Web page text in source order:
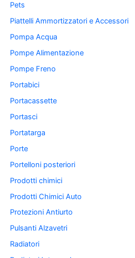
Pets
Piattelli Ammortizzatori e Accessori
Pompa Acqua
Pompe Alimentazione
Pompe Freno
Portabici
Portacassette
Portasci
Portatarga
Porte
Portelloni posteriori
Prodotti chimici
Prodotti Chimici Auto
Protezioni Antiurto
Pulsanti Alzavetri
Radiatori